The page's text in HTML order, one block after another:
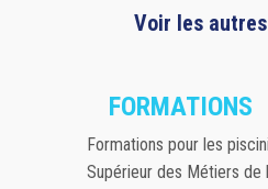
Voir les
FORMATIONS
Formations pour les
Supérieur des Métiers de